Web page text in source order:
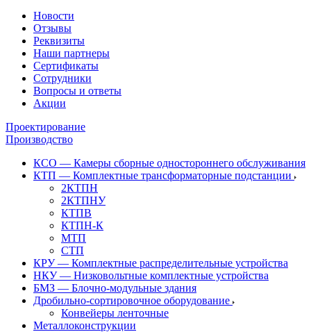
Новости
Отзывы
Реквизиты
Наши партнеры
Сертификаты
Сотрудники
Вопросы и ответы
Акции
Проектирование
Производство
КСО — Камеры сборные одностороннего обслуживания
КТП — Комплектные трансформаторные подстанции
2КТПН
2КТПНУ
КТПВ
КТПН-К
МТП
СТП
КРУ — Комплектные распределительные устройства
НКУ — Низковольтные комплектные устройства
БМЗ — Блочно-модульные здания
Дробильно-сортировочное оборудование
Конвейеры ленточные
Металлоконструкции